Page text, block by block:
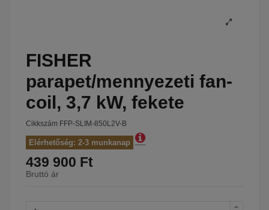
FISHER
parapet/mennyezeti fan-
coil, 3,7 kW, fekete
Cikkszám FFP-SLIM-850L2V-B
Elérhetőség: 2-3 munkanap
439 900 Ft
Bruttó ár